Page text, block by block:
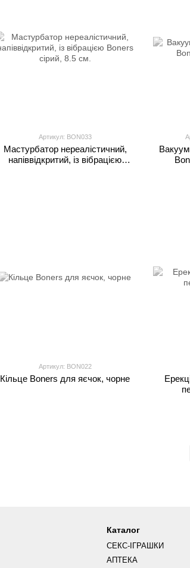
Артикул: BON033
Мастурбатор нереалістичний,
напіввідкритий, із вібрацією
Артикул: BON022
Кільце Boners для яєчок, чорне
Каталог
СЕКС-ІГРАШКИ
АПТЕКА